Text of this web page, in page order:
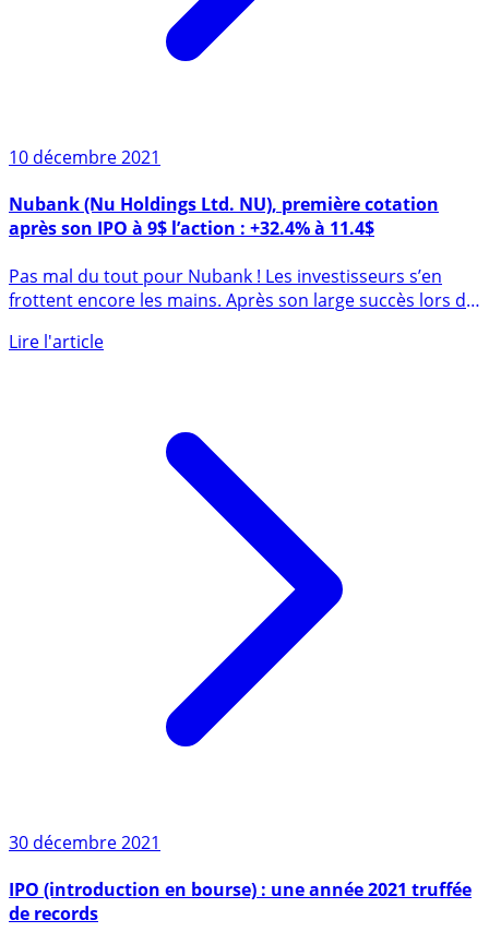
10 décembre 2021
après son IPO à 9$ l’action : +32.4% à 11.4$
Pas mal du tout pour Nubank ! Les investisseurs s’en
frottent encore les mains. Après son large succès lors de
30 décembre 2021